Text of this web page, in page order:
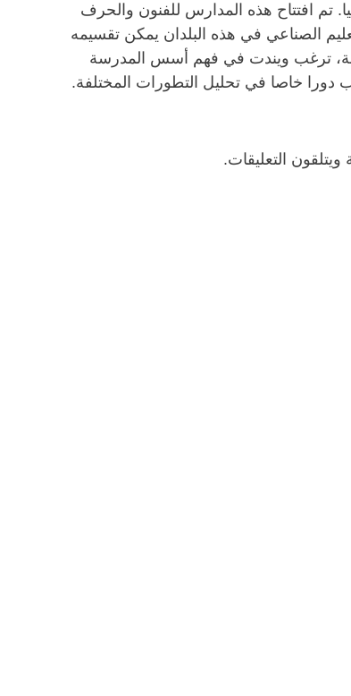
تم افتتاح هذه المدارس للفنون والحرف
الصناعي في هذه البلدان يمكن تقسيمه
ترغب ويندت في فهم أسس المدرسة
دورا خاصا في تحليل التطورات المختلفة.
التعليقات.